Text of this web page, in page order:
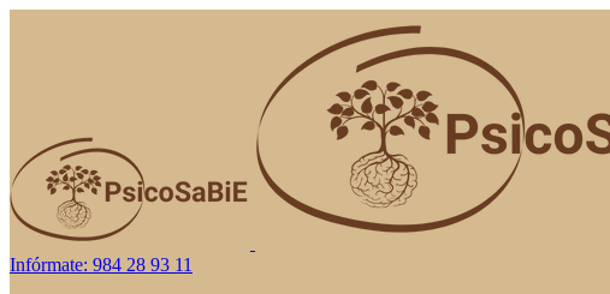
Infórmate: 984 28 93 11